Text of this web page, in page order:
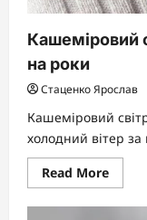
Кашеміровий
на роки
Стаценко Ярослав
Кашеміровий
холодний вітер за
Read MoreRead
more